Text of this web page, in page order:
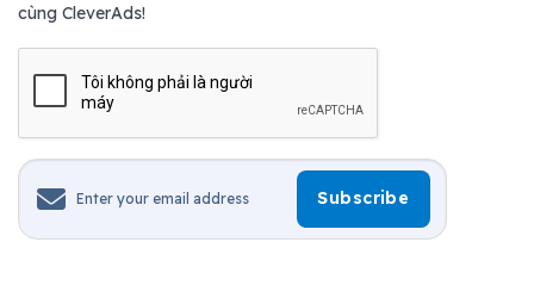
cùng CleverAds!